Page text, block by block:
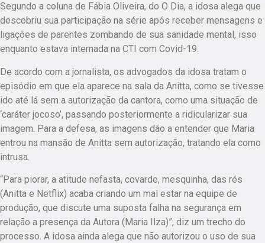
Segundo a coluna de Fábia Oliveira, do O Dia, a idosa alega que
descobriu sua participação na série após receber mensagens e
ligações de parentes zombando de sua sanidade mental, isso
enquanto estava internada na CTI com Covid-19.
De acordo com a jornalista, os advogados da idosa tratam o
episódio em que ela aparece na sala da Anitta, como se tivesse
ido até lá sem a autorização da cantora, como uma situação de
‘caráter jocoso’, passando posteriormente a ridicularizar sua
imagem. Para a defesa, as imagens dão a entender que Maria
entrou na mansão de Anitta sem autorização, tratando ela como
intrusa.
“Para piorar, a atitude nefasta, covarde, mesquinha, das rés
(Anitta e Netflix) acaba criando um mal estar na equipe de
produção, que discute uma suposta falha na segurança em
relação a presença da Autora (Maria Ilza)”, diz um trecho do
processo. A idosa ainda alega que não autorizou o uso de sua